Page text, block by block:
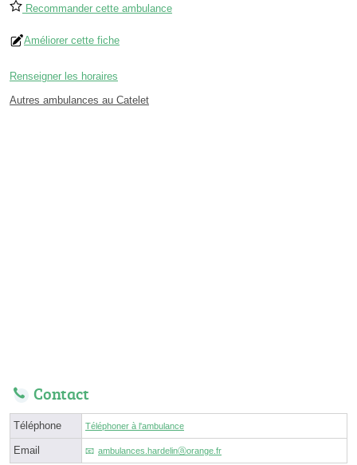
Recommander cette ambulance
Améliorer cette fiche
Renseigner les horaires
Autres ambulances au Catelet
Contact
Téléphone Téléphoner à l'ambulance
Email ambulances.hardelinⓐorange.fr